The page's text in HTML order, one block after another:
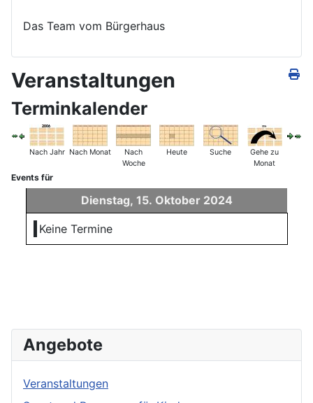
Das Team vom Bürgerhaus
Veranstaltungen
Terminkalender
Nach Jahr Nach Monat
Nach
Woche
Heute Suche
Gehe zu
Monat
Events für
Dienstag, 15. Oktober 2024
Keine Termine
Angebote
Veranstaltungen